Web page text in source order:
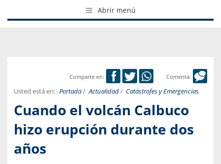
Abrir menú
Comparte en: Comenta:
Usted está en: Portada/ Actualidad/ Catástrofes y Emergencias
Cuando el volcán Calbuco
hizo erupción durante dos
años